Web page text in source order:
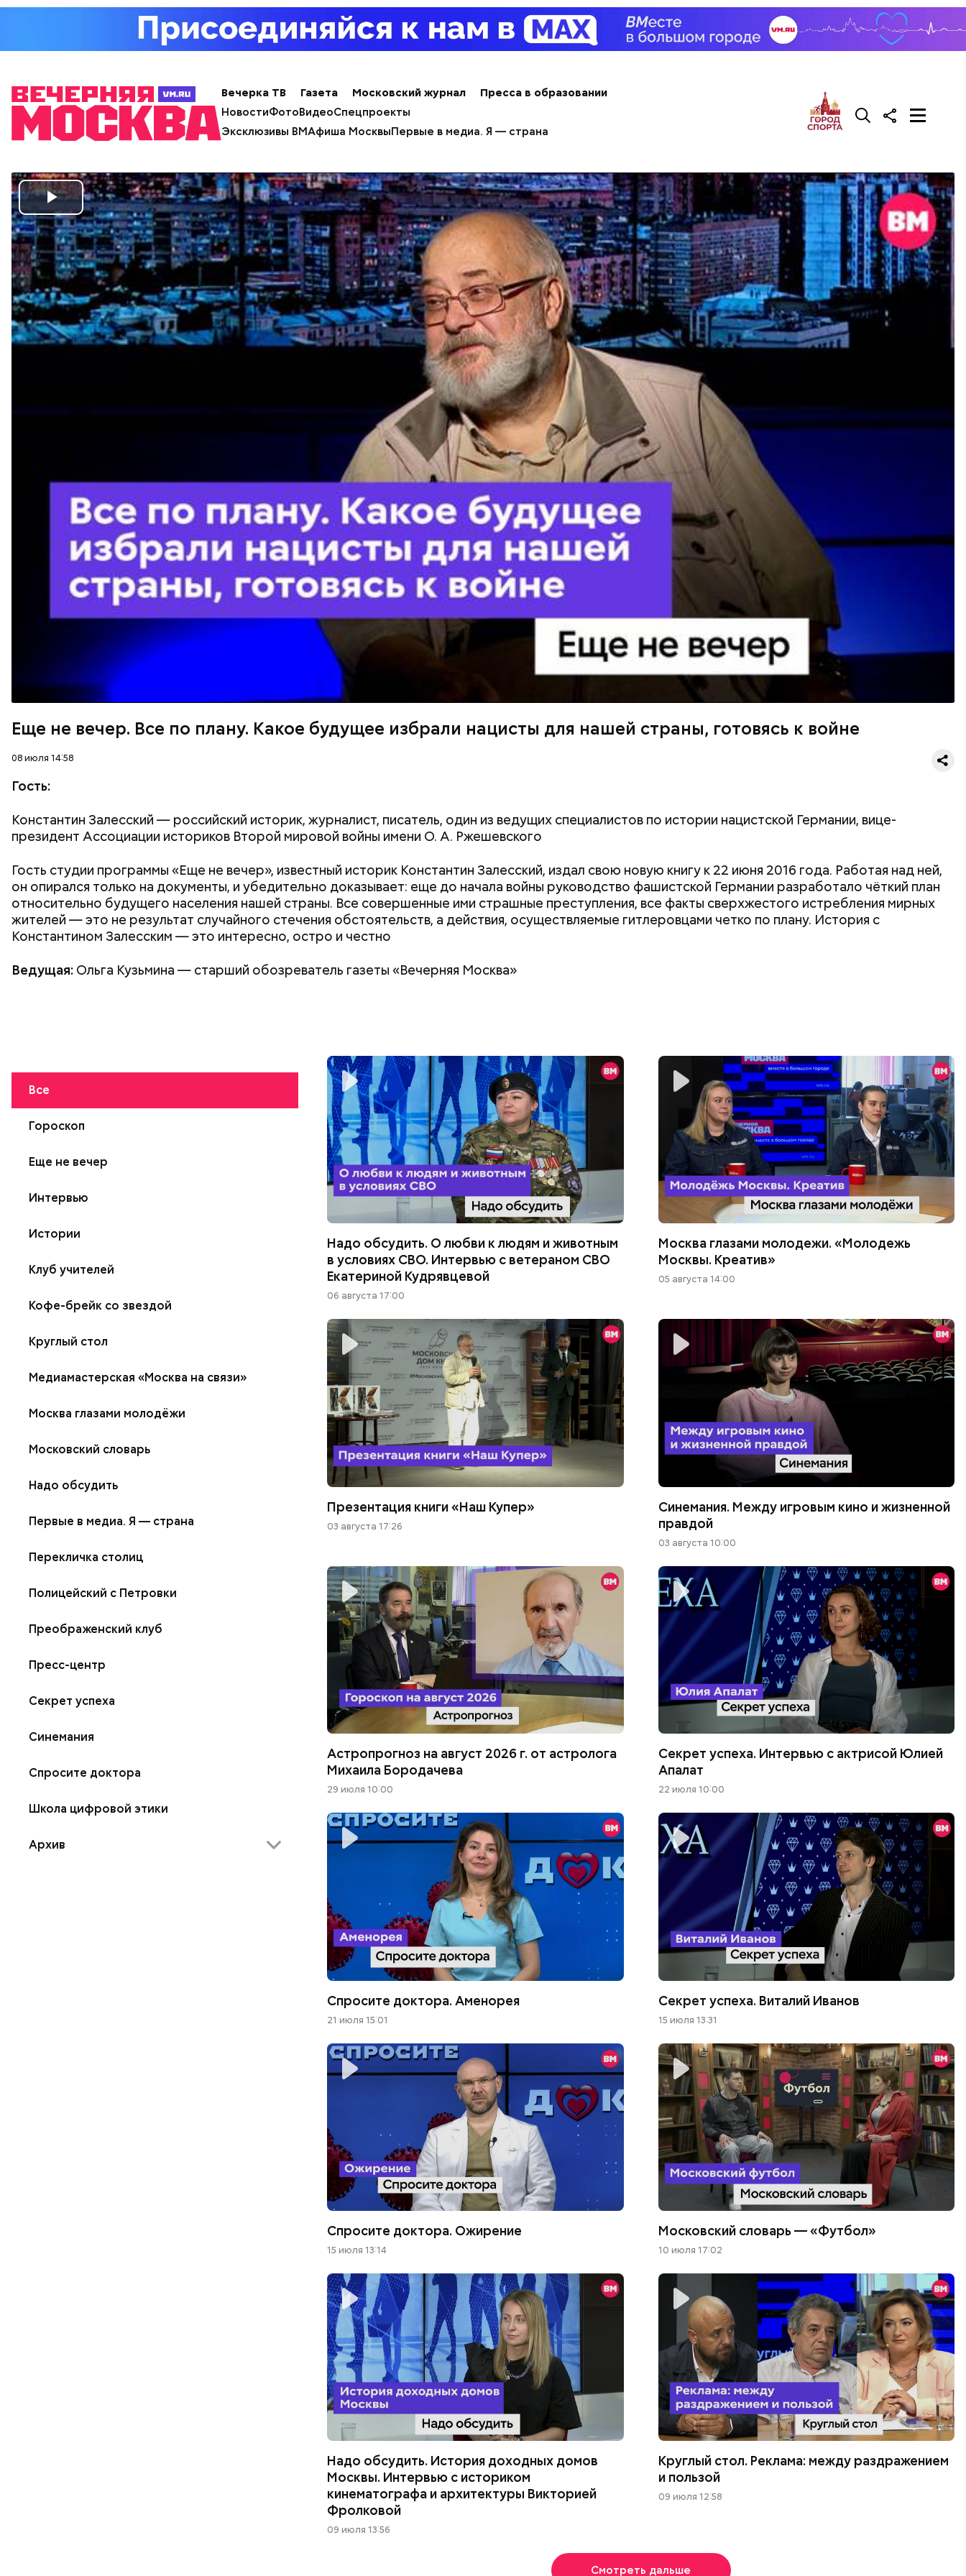
Вечерка ТВ Газета Московский журнал
Пресса в образовании
НовостиФотоВидеоСпецпроекты
Эксклюзивы ВМАфиша МосквыПервые в медиа. Я — страна
Play
Video
Еще не вечер. Все по плану. Какое будущее избрали нацисты для нашей страны, готовясь к войне
08 июля 14:58
Гость:
Константин Залесский — российский историк, журналист, писатель, один из ведущих специалистов по истории нацистской Германии, вице-
президент Ассоциации историков Второй мировой войны имени О. А. Ржешевского
Гость студии программы «Еще не вечер», известный историк Константин Залесский, издал свою новую книгу к 22 июня 2016 года. Работая над ней,
он опирался только на документы, и убедительно доказывает: еще до начала войны руководство фашистской Германии разработало чёткий план
относительно будущего населения нашей страны. Все совершенные ими страшные преступления, все факты сверхжестого истребления мирных
жителей — это не результат случайного стечения обстоятельств, а действия, осуществляемые гитлеровцами четко по плану. История с
Константином Залесским — это интересно, остро и честно
Ведущая: Ольга Кузьмина — старший обозреватель газеты «Вечерняя Москва»
Все
Гороскоп
Еще не вечер
Интервью
Истории
Клуб учителей
Кофе-брейк со звездой
Круглый стол
Медиамастерская «Москва на связи»
Москва глазами молодёжи
Московский словарь
Надо обсудить
Первые в медиа. Я — страна
Перекличка столиц
Полицейский с Петровки
Преображенский клуб
Пресс-центр
Секрет успеха
Синемания
Спросите доктора
Школа цифровой этики
АрхивАкадемия народного творчества
Надо обсудить. О любви к людям и животным
в условиях СВО. Интервью с ветераном СВО
Екатериной Кудрявцевой
06 августа 17:00
Москва глазами молодежи. «Молодежь
Москвы. Креатив»
05 августа 14:00
Презентация книги «Наш Купер»
03 августа 17:26
Синемания. Между игровым кино и жизненной
правдой
03 августа 10:00
Астропрогноз на август 2026 г. от астролога
Михаила Бородачева
29 июля 10:00
Секрет успеха. Интервью с актрисой Юлией
Апалат
22 июля 10:00
Спросите доктора. Аменорея
21 июля 15:01
Секрет успеха. Виталий Иванов
15 июля 13:31
Спросите доктора. Ожирение
15 июля 13:14
Московский словарь — «Футбол»
10 июля 17:02
Надо обсудить. История доходных домов
Москвы. Интервью с историком
кинематографа и архитектуры Викторией
Фролковой
09 июля 13:56
Круглый стол. Реклама: между раздражением
и пользой
09 июля 12:58
Смотреть дальше